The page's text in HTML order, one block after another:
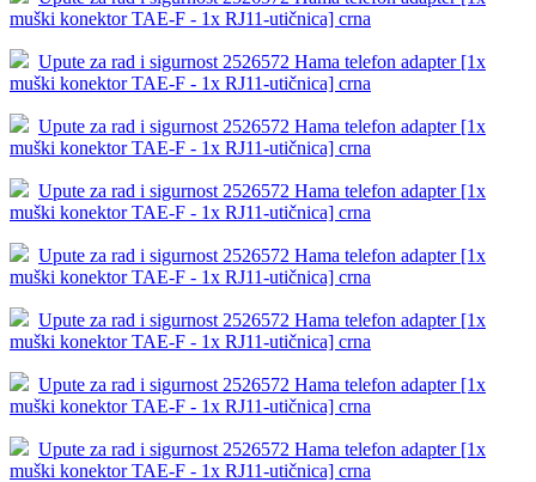
muški konektor TAE-F - 1x RJ11-utičnica] crna
Upute za rad i sigurnost 2526572 Hama telefon adapter [1x
muški konektor TAE-F - 1x RJ11-utičnica] crna
Upute za rad i sigurnost 2526572 Hama telefon adapter [1x
muški konektor TAE-F - 1x RJ11-utičnica] crna
Upute za rad i sigurnost 2526572 Hama telefon adapter [1x
muški konektor TAE-F - 1x RJ11-utičnica] crna
Upute za rad i sigurnost 2526572 Hama telefon adapter [1x
muški konektor TAE-F - 1x RJ11-utičnica] crna
Upute za rad i sigurnost 2526572 Hama telefon adapter [1x
muški konektor TAE-F - 1x RJ11-utičnica] crna
Upute za rad i sigurnost 2526572 Hama telefon adapter [1x
muški konektor TAE-F - 1x RJ11-utičnica] crna
Upute za rad i sigurnost 2526572 Hama telefon adapter [1x
muški konektor TAE-F - 1x RJ11-utičnica] crna